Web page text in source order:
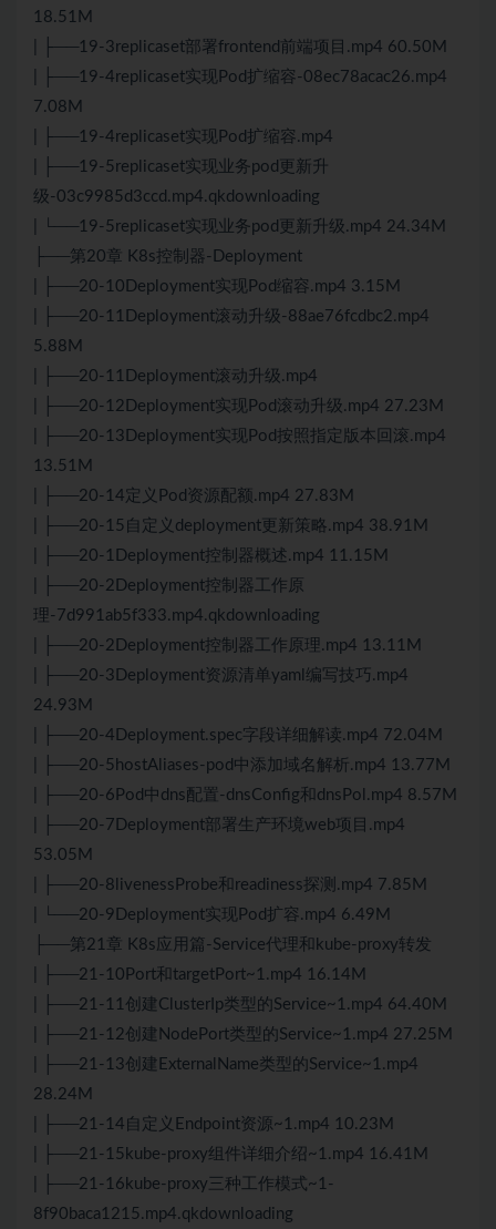
18.51M
| ├──19-3replicaset部署frontend前端项目.mp4 60.50M
| ├──19-4replicaset实现Pod扩缩容-08ec78acac26.mp4
7.08M
| ├──19-4replicaset实现Pod扩缩容.mp4
| ├──19-5replicaset实现业务pod更新升
级-03c9985d3ccd.mp4.qkdownloading
| └──19-5replicaset实现业务pod更新升级.mp4 24.34M
├──第20章 K8s控制器-Deployment
| ├──20-10Deployment实现Pod缩容.mp4 3.15M
| ├──20-11Deployment滚动升级-88ae76fcdbc2.mp4
5.88M
| ├──20-11Deployment滚动升级.mp4
| ├──20-12Deployment实现Pod滚动升级.mp4 27.23M
| ├──20-13Deployment实现Pod按照指定版本回滚.mp4
13.51M
| ├──20-14定义Pod资源配额.mp4 27.83M
| ├──20-15自定义deployment更新策略.mp4 38.91M
| ├──20-1Deployment控制器概述.mp4 11.15M
| ├──20-2Deployment控制器工作原
理-7d991ab5f333.mp4.qkdownloading
| ├──20-2Deployment控制器工作原理.mp4 13.11M
| ├──20-3Deployment资源清单yaml编写技巧.mp4
24.93M
| ├──20-4Deployment.spec字段详细解读.mp4 72.04M
| ├──20-5hostAliases-pod中添加域名解析.mp4 13.77M
| ├──20-6Pod中dns配置-dnsConfig和dnsPol.mp4 8.57M
| ├──20-7Deployment部署生产环境web项目.mp4
53.05M
| ├──20-8livenessProbe和readiness探测.mp4 7.85M
| └──20-9Deployment实现Pod扩容.mp4 6.49M
├──第21章 K8s应用篇-Service代理和kube-proxy转发
| ├──21-10Port和targetPort~1.mp4 16.14M
| ├──21-11创建ClusterIp类型的Service~1.mp4 64.40M
| ├──21-12创建NodePort类型的Service~1.mp4 27.25M
| ├──21-13创建ExternalName类型的Service~1.mp4
28.24M
| ├──21-14自定义Endpoint资源~1.mp4 10.23M
| ├──21-15kube-proxy组件详细介绍~1.mp4 16.41M
| ├──21-16kube-proxy三种工作模式~1-
8f90baca1215.mp4.qkdownloading